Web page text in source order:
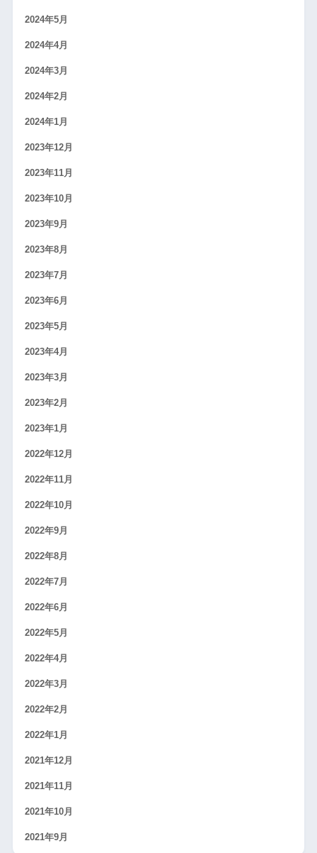
2024年5月
2024年4月
2024年3月
2024年2月
2024年1月
2023年12月
2023年11月
2023年10月
2023年9月
2023年8月
2023年7月
2023年6月
2023年5月
2023年4月
2023年3月
2023年2月
2023年1月
2022年12月
2022年11月
2022年10月
2022年9月
2022年8月
2022年7月
2022年6月
2022年5月
2022年4月
2022年3月
2022年2月
2022年1月
2021年12月
2021年11月
2021年10月
2021年9月